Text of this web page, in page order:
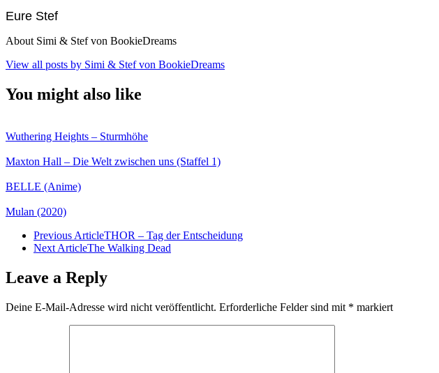
Eure Stef
About Simi & Stef von BookieDreams
View all posts by Simi & Stef von BookieDreams
You might also like
Wuthering Heights – Sturmhöhe
Maxton Hall – Die Welt zwischen uns (Staffel 1)
BELLE (Anime)
Mulan (2020)
Previous ArticleTHOR – Tag der Entscheidung
Next ArticleThe Walking Dead
Leave a Reply
Deine E-Mail-Adresse wird nicht veröffentlicht. Erforderliche Felder sind mit * markiert